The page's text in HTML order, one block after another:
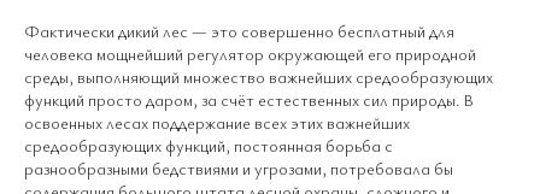
Фактически дикий лес — это совершенно бесплатный для
человека мощнейший регулятор окружающей его природной
среды, выполняющий множество важнейших средообразующих
функций просто даром, за счёт естественных сил природы. В
освоенных лесах поддержание всех этих важнейших
средообразующих функций, постоянная борьба с
разнообразными бедствиями и угрозами, потребовала бы